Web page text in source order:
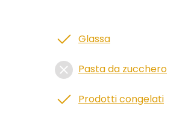
Glassa
Pasta da zucchero
Prodotti congelati